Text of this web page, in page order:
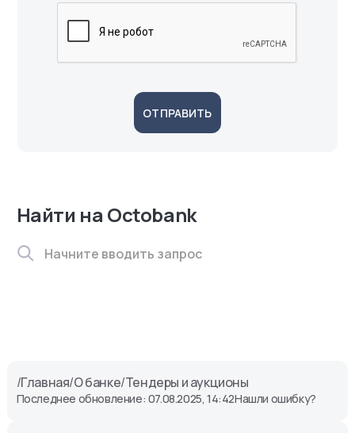
ОТПРАВИТЬ
Найти на Octobank
/Главная/О банке/Тендеры и аукционы
Последнее обновление: 07.08.2025, 14:42Нашли ошибку?